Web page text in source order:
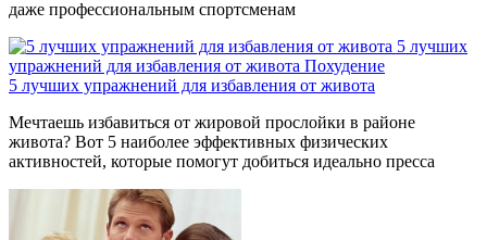
даже профессиональным спортсменам
5 лучших
упражнений для избавления от живота Похудение
5 лучших упражнений для избавления от живота
Мечтаешь избавиться от жировой прослойки в районе
живота? Вот 5 наиболее эффективных физических
активностей, которые помогут добиться идеально пресса